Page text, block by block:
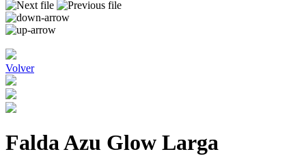
Volver
Falda Azu Glow Larga